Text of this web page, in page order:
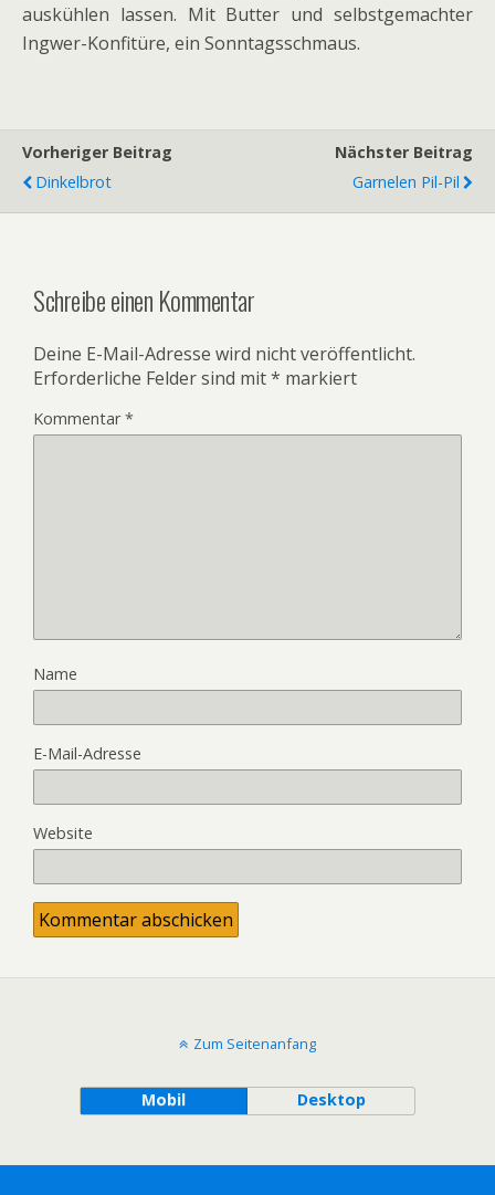
auskühlen lassen. Mit Butter und selbstgemachter
Ingwer-Konfitüre, ein Sonntagsschmaus.
Vorheriger Beitrag
Dinkelbrot
Nächster Beitrag
Garnelen Pil-Pil
Schreibe einen Kommentar
Deine E-Mail-Adresse wird nicht veröffentlicht.
Erforderliche Felder sind mit* markiert
Kommentar*
Name
E-Mail-Adresse
Website
Zum Seitenanfang
Mobil Desktop